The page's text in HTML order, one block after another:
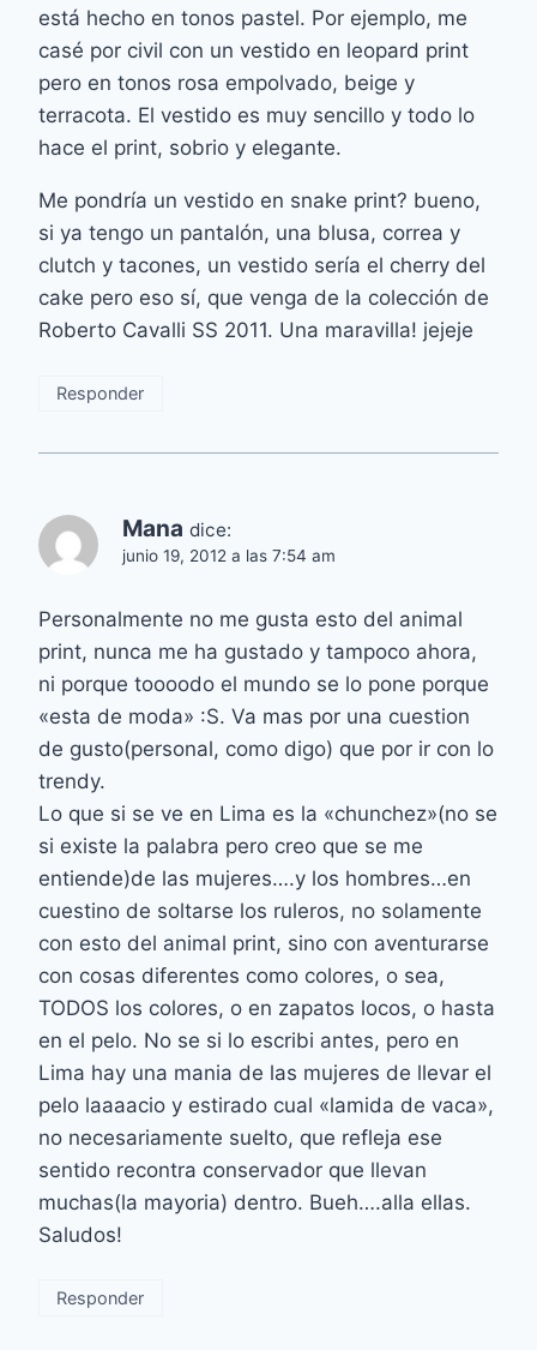
está hecho en tonos pastel. Por ejemplo, me
casé por civil con un vestido en leopard print
pero en tonos rosa empolvado, beige y
terracota. El vestido es muy sencillo y todo lo
hace el print, sobrio y elegante.
Me pondría un vestido en snake print? bueno,
si ya tengo un pantalón, una blusa, correa y
clutch y tacones, un vestido sería el cherry del
cake pero eso sí, que venga de la colección de
Roberto Cavalli SS 2011. Una maravilla! jejeje
Responder
Mana dice:
junio 19, 2012 a las 7:54 am
Personalmente no me gusta esto del animal
print, nunca me ha gustado y tampoco ahora,
ni porque toooodo el mundo se lo pone porque
«esta de moda» :S. Va mas por una cuestion
de gusto(personal, como digo) que por ir con lo
trendy.
Lo que si se ve en Lima es la «chunchez»(no se
si existe la palabra pero creo que se me
entiende)de las mujeres….y los hombres…en
cuestino de soltarse los ruleros, no solamente
con esto del animal print, sino con aventurarse
con cosas diferentes como colores, o sea,
TODOS los colores, o en zapatos locos, o hasta
en el pelo. No se si lo escribi antes, pero en
Lima hay una mania de las mujeres de llevar el
pelo laaaacio y estirado cual «lamida de vaca»,
no necesariamente suelto, que refleja ese
sentido recontra conservador que llevan
muchas(la mayoria) dentro. Bueh….alla ellas.
Saludos!
Responder